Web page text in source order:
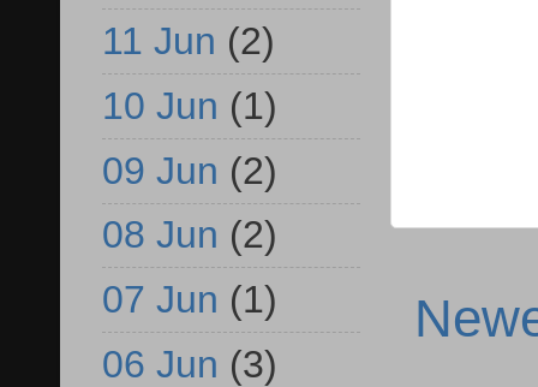
11 Jun (2)
10 Jun (1)
09 Jun (2)
08 Jun (2)
07 Jun (1)
06 Jun (3)